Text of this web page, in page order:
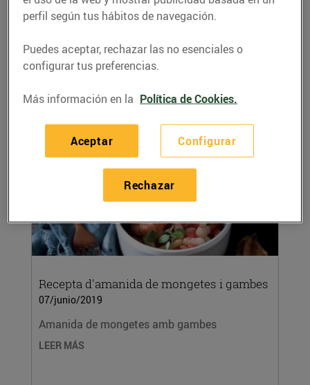
Recepta de guatllets amb raim,
14/junio/2019
Gaudiu d'aquesta deliciosa recepta de guatlles
Recepta d'amanida de mongetes i gambes
07/junio/2019
Amanida de mongetes amb gambes
LEER MÁS
perfil según tus hábitos de navegación.
Puedes aceptar, rechazar las no esenciales o
configurar tus preferencias.
Más información en la Política de Cookies.
Configurar
Rechazar
Aceptar